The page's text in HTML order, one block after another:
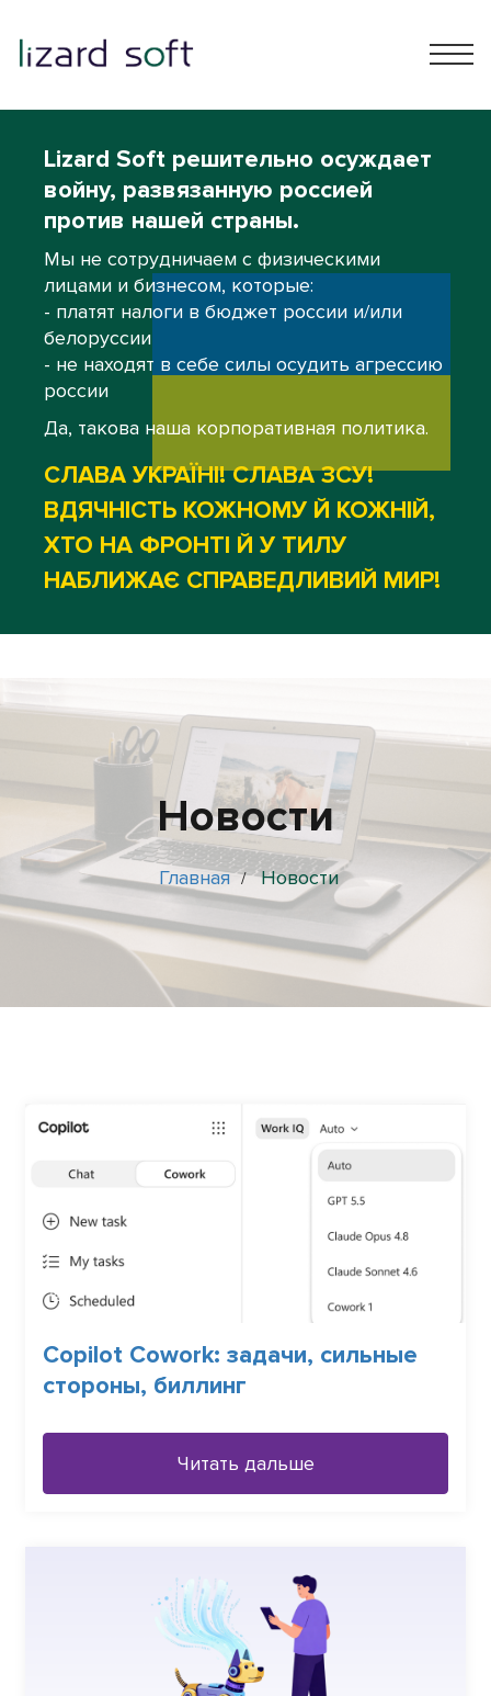
Lizard Soft решительно осуждает
войну, развязанную россией
против нашей страны.
Мы не сотрудничаем с физическими
лицами и бизнесом, которые:
- платят налоги в бюджет россии и/или
белоруссии
- не находят в себе силы осудить агрессию
россии
Да, такова наша корпоративная политика.
СЛАВА УКРАЇНІ! СЛАВА ЗСУ!
ВДЯЧНІСТЬ КОЖНОМУ Й КОЖНІЙ,
ХТО НА ФРОНТІ Й У ТИЛУ
НАБЛИЖАЄ СПРАВЕДЛИВИЙ МИР!
Новости
Главная / Новости
Copilot Cowork: задачи, сильные
стороны, биллинг
Читать дальше